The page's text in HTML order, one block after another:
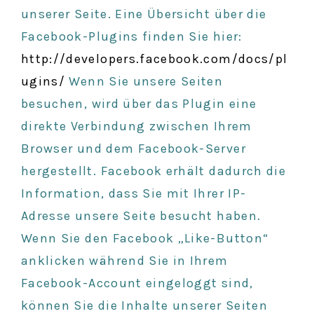
unserer Seite. Eine Übersicht über die
Facebook-Plugins finden Sie hier:
http://developers.facebook.com/docs/pl
ugins/ Wenn Sie unsere Seiten
besuchen, wird über das Plugin eine
direkte Verbindung zwischen Ihrem
Browser und dem Facebook-Server
hergestellt. Facebook erhält dadurch die
Information, dass Sie mit Ihrer IP-
Adresse unsere Seite besucht haben.
Wenn Sie den Facebook „Like-Button“
anklicken während Sie in Ihrem
Facebook-Account eingeloggt sind,
können Sie die Inhalte unserer Seiten